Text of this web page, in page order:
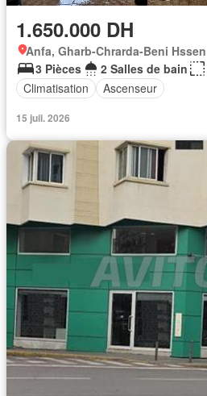
1.650.000 DH
Anfa, Gharb-Chrarda-Beni Hssen
3 Pièces
2 Salles de bain
Climatisation
Ascenseur
15 juil. 2026